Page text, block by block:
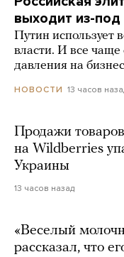
выходит из-под
Путин использует
власти. И все чаще
давления на
НОВОСТИ 13 часов
Продажи
на Wildberries
Украины
13 часов назад
«Веселый
рассказал, что